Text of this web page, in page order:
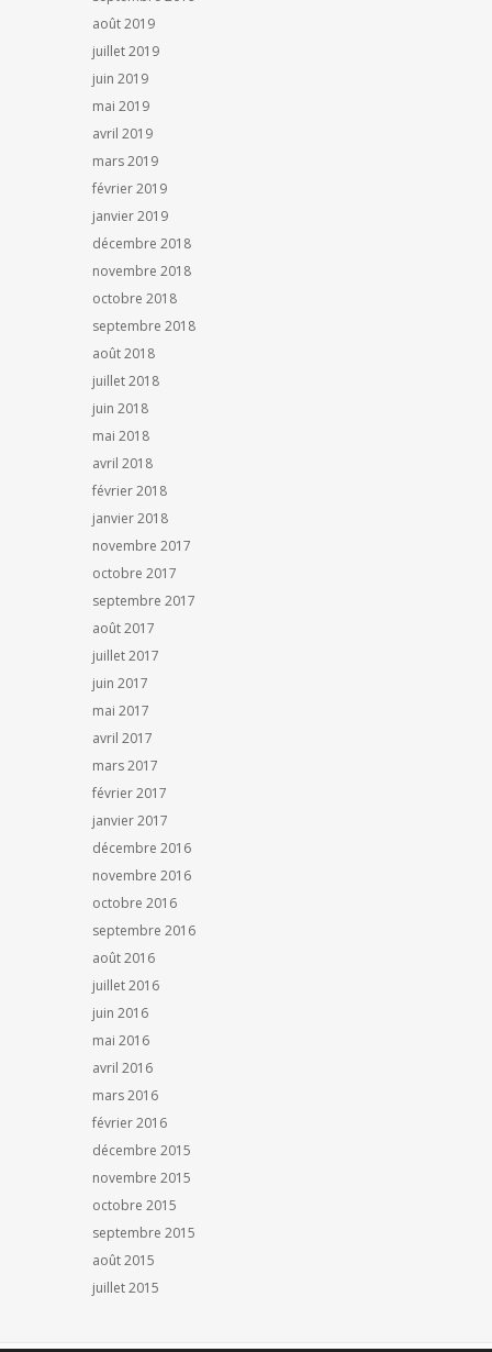
août 2019
juillet 2019
juin 2019
mai 2019
avril 2019
mars 2019
février 2019
janvier 2019
décembre 2018
novembre 2018
octobre 2018
septembre 2018
août 2018
juillet 2018
juin 2018
mai 2018
avril 2018
février 2018
janvier 2018
novembre 2017
octobre 2017
septembre 2017
août 2017
juillet 2017
juin 2017
mai 2017
avril 2017
mars 2017
février 2017
janvier 2017
décembre 2016
novembre 2016
octobre 2016
septembre 2016
août 2016
juillet 2016
juin 2016
mai 2016
avril 2016
mars 2016
février 2016
décembre 2015
novembre 2015
octobre 2015
septembre 2015
août 2015
juillet 2015